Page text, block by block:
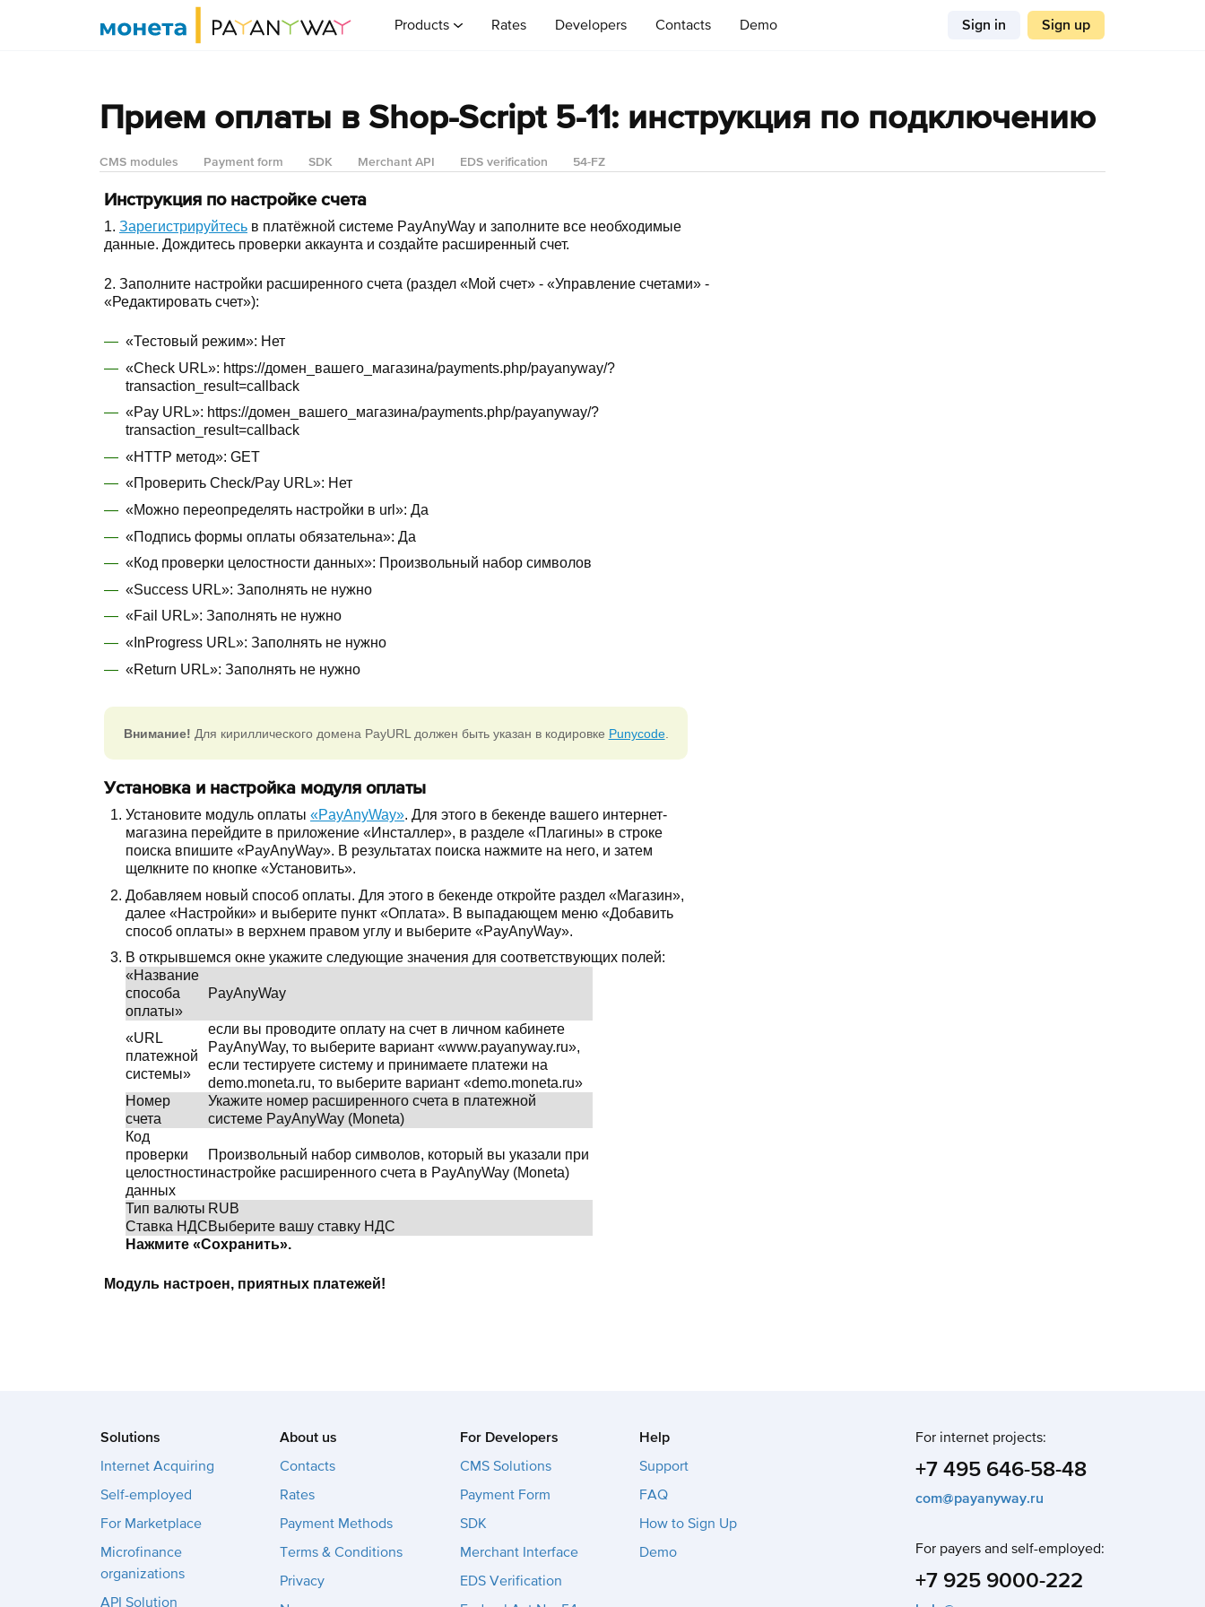
Products Rates Developers Contacts Demo Sign in Sign up
Прием оплаты в Shop-Script 5-11: инструкция по подключению
CMS modules Payment form SDK Merchant API EDS verification 54-FZ
Инструкция по настройке счета
1. Зарегистрируйтесь в платёжной системе PayAnyWay и заполните все необходимые
данные. Дождитесь проверки аккаунта и создайте расширенный счет.
2. Заполните настройки расширенного счета (раздел «Мой счет» - «Управление счетами» -
«Редактировать счет»):
«Тестовый режим»: Нет
«Check URL»: https://домен_вашего_магазина/payments.php/payanyway/?
transaction_result=callback
«Pay URL»: https://домен_вашего_магазина/payments.php/payanyway/?
transaction_result=callback
«HTTP метод»: GET
«Проверить Check/Pay URL»: Нет
«Можно переопределять настройки в url»: Да
«Подпись формы оплаты обязательна»: Да
«Код проверки целостности данных»: Произвольный набор символов
«Success URL»: Заполнять не нужно
«Fail URL»: Заполнять не нужно
«InProgress URL»: Заполнять не нужно
«Return URL»: Заполнять не нужно
Внимание! Для кириллического домена PayURL должен быть указан в кодировке Punycode.
Установка и настройка модуля оплаты
Установите модуль оплаты «PayAnyWay». Для этого в бекенде вашего интернет-
магазина перейдите в приложение «Инсталлер», в разделе «Плагины» в строке
поиска впишите «PayAnyWay». В результатах поиска нажмите на него, и затем
щелкните по кнопке «Установить».
Добавляем новый способ оплаты. Для этого в бекенде откройте раздел «Магазин»,
далее «Настройки» и выберите пункт «Оплата». В выпадающем меню «Добавить
способ оплаты» в верхнем правом углу и выберите «PayAnyWay».
В открывшемся окне укажите следующие значения для соответствующих полей:
«Название
способа
оплаты»
PayAnyWay
«URL
платежной
системы»
если вы проводите оплату на счет в личном кабинете
PayAnyWay, то выберите вариант «www.payanyway.ru»,
если тестируете систему и принимаете платежи на
demo.moneta.ru, то выберите вариант «demo.moneta.ru»
Номер
счета
Укажите номер расширенного счета в платежной
системе PayAnyWay (Moneta)
Код
проверки
целостности
данных
Произвольный набор символов, который вы указали при
настройке расширенного счета в PayAnyWay (Moneta)
Тип валюты RUB
Ставка НДСВыберите вашу ставку НДС
Нажмите «Сохранить».
Модуль настроен, приятных платежей!
Solutions
Internet Acquiring
Self-employed
For Marketplace
Microfinance
organizations
API Solution
About us
Contacts
Rates
Payment Methods
Terms & Conditions
Privacy
For Developers
CMS Solutions
Payment Form
SDK
Merchant Interface
EDS Verification
Help
Support
FAQ
How to Sign Up
Demo
For internet projects:
+7 495 646-58-48
com@payanyway.ru
For payers and self-employed:
+7 925 9000-222